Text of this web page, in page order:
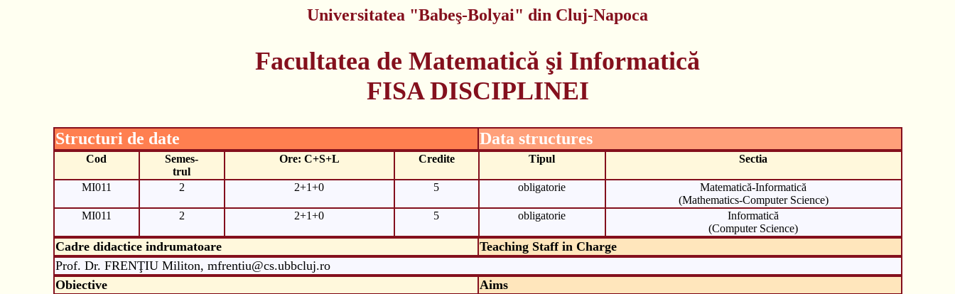
Universitatea "Babeş-Bolyai" din Cluj-Napoca
Facultatea de Matematică şi Informatică
FISA DISCIPLINEI
Structuri de date Data structures
Cod
Semes-
trul
Ore: C+S+L Credite Tipul Sectia
MI011 2 2+1+0 5 obligatorie
Matematică-Informatică
(Mathematics-Computer Science)
MI011
2 2+1+0 5 obligatorie
Informatică
(Computer Science)
Cadre didactice indrumatoare
Teaching Staff in Charge
Prof. Dr. FRENŢIU Militon, mfrentiu@cs.ubbcluj.ro
Obiective
Aims